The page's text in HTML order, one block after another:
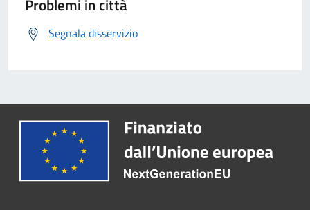
Problemi in città
Segnala disservizio